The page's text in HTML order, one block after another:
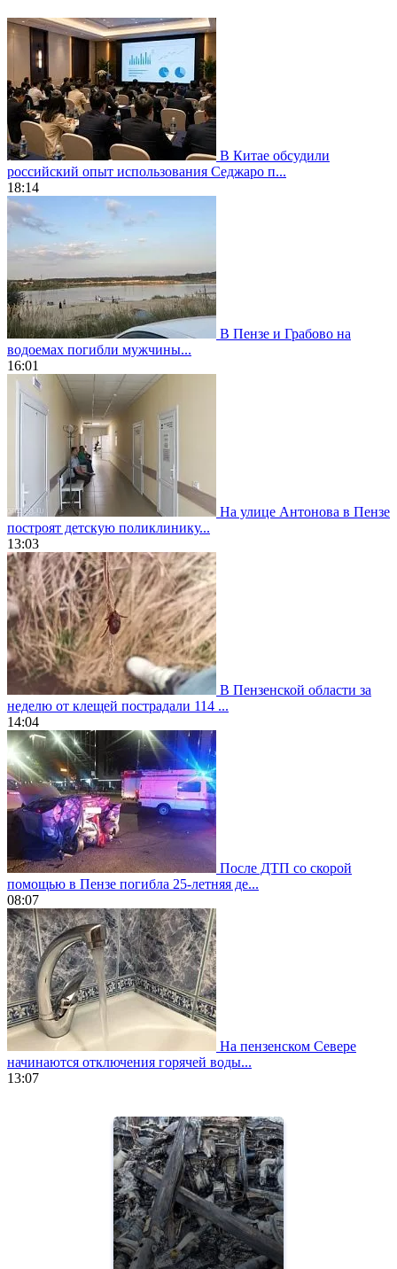
В Китае обсудили
российский опыт использования Седжаро п...
18:14
В Пензе и Грабово на
водоемах погибли мужчины...
16:01
На улице Антонова в Пензе
построят детскую поликлинику...
13:03
В Пензенской области за
неделю от клещей пострадали 114 ...
14:04
После ДТП со скорой
помощью в Пензе погибла 25-летняя де...
08:07
На пензенском Севере
начинаются отключения горячей воды...
13:07
https://gradewatches.to/